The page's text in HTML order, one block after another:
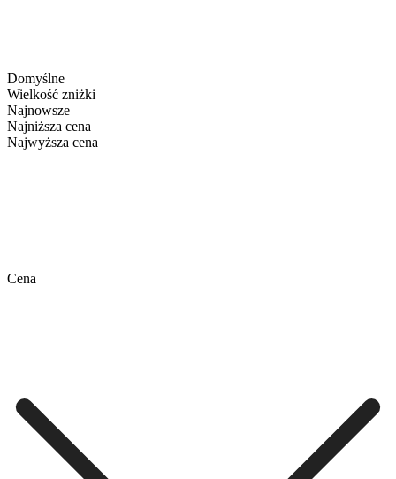
Domyślne
Wielkość zniżki
Najnowsze
Najniższa cena
Najwyższa cena
Cena